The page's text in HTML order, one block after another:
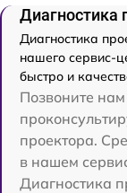
Диагностика
Диагностика
нашего сервис-
быстро и
Позвоните
проектора.
в нашем
Диагностика